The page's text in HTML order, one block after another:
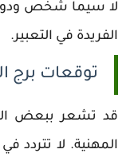
لا سيما شخص ودود
الفريدة في التعبير.
توقعات برج
قد تشعر ببعض
المهنية. لا تتردد